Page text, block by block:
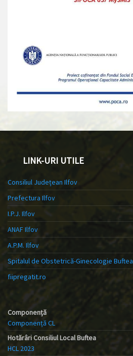
LINK-URI UTILE
Consiliul Județean Ilfov
Prefectura Ilfov
I.P.J. Ilfov
ANAF Ilfov
A.P.M. Ilfov
Spitalul de Obstetrică-Ginecologie Buftea
fiipregatit.ro
Componență
Componență CL
Hotărâri Consiliul Local Buftea
HCL 2023